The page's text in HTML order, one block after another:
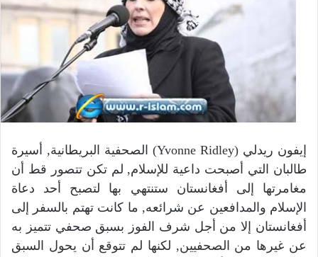
إيفون ريدلي (Yvonne Ridley) الصحفية البريطانية, أسيرة
طالبان التي أصبحت داعية للإسلام, لم تكن تتصور قط أن
مغامرتها إلى أفغانستان ستنتهي بها لتصبح أحد دعاة
الإسلام والمدافعين عن شرائعه, ما كانت تهتم بالسفر إلى
أفغانستان إلا من أجل شرف الفوز بسبق صحفي تتميز به
عن غيرها من الصحفيين, لكنها لم تتوقع أن يحول السبق